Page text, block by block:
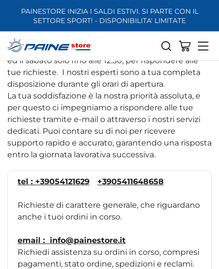
PAINESTORE INIZIA I SALDI ESTIVI. SI PARTE CON IL
SETTORE SPORT! - DISPONIBILITA' LIMITATE
Contatti
Siamo qui per te, dal lunedì al venerdì tutto il giorno
ed il sabato solo fino alle 12.30, per rispondere alle
tue richieste. I nostri esperti sono a tua completa
disposizione durante gli orari di apertura.
La tua soddisfazione è la nostra priorità assoluta, e
per questo ci impegniamo a rispondere alle tue
richieste tramite e-mail o attraverso i nostri servizi
dedicati. Puoi contare su di noi per ricevere
supporto rapido e accurato, garantendo una risposta
entro la giornata lavorativa successiva.
tel : +39054121629 +3905411648658
Richieste di carattere generale, che riguardano
anche i tuoi ordini in corso.
email : info@painestore.it
Richiedi assistenza su ordini in corso, compresi
pagamenti, stato ordine, spedizioni e reclami.